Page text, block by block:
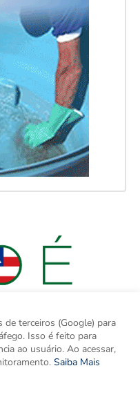
de terceiros (Google) para
Isso é feito para
ao usuário. Ao acessar,
Saiba Mais